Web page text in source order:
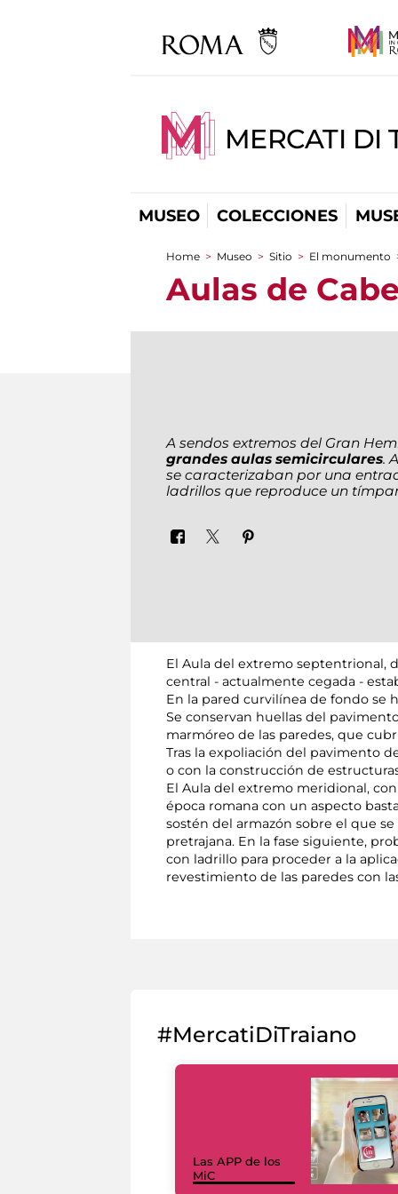
MERCATI DI
MUSEO COLECCIONES
You are here
Home > Museo > Sitio > El monumento
Aulas de
A sendos extremos del Gran
grandes aulas semicirculares.
se caracterizaban por una
ladrillos que reproduce un
El Aula del extremo septentrional,
central - actualmente cegada -
En la pared curvilínea de fondo se
Se conservan huellas del
marmóreo de las paredes, que
Tras la expoliación del pavimento
o con la construcción de
El Aula del extremo meridional,
época romana con un aspecto
sostén del armazón sobre el que
pretrajana. En la fase siguiente,
con ladrillo para proceder a la
revestimiento de las paredes con
#MercatiDiTraiano
Las APP de los
MiC